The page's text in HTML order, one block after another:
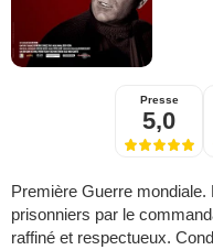
Presse
5,0
Première Guerre
prisonniers par le
raffiné et respectueux.